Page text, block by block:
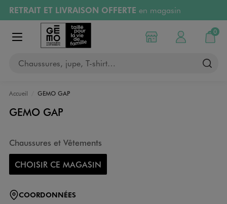
Aller au contenu principal
Aller à la navigation
RETRAIT ET LIVRAISON OFFERTE en magasin
Retours OFFERTSpendant 30 jours
PAYEZ EN 3x SANS FRAIS
RÉSERVATION GRATUITE
Afficher le menu
Chaussures, jupe, T-shirt…
Choisir mon magasin
Mon compte
0
Mon
Accueil GEMO GAP
GEMO GAP
Chaussures et Vêtements
CHOISIR CE MAGASIN
COORDONNÉES